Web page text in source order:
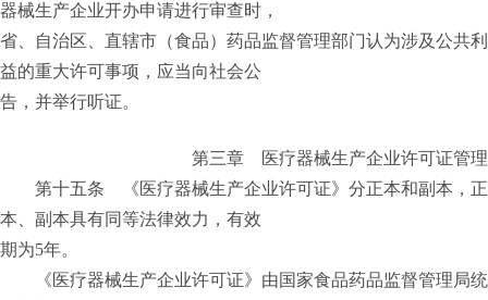
器械生产企业开办申请进行审查时，
省、自治区、直辖市（食品）药品监督管理部门认为涉及公共利
益的重大许可事项，应当向社会公
告，并举行听证。
第三章 医疗器械生产企业许可证管理
第十五条 《医疗器械生产企业许可证》分正本和副本，正
本、副本具有同等法律效力，有效
期为5年。
《医疗器械生产企业许可证》由国家食品药品监督管理局统